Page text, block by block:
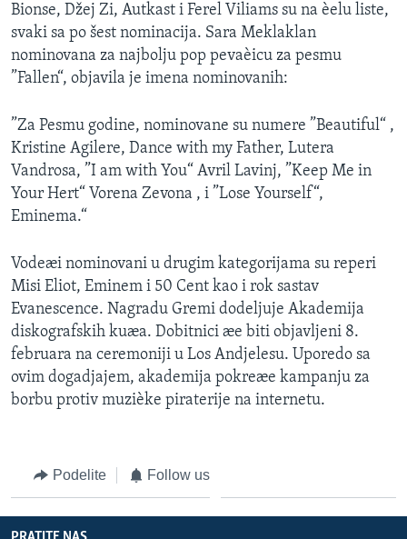
NAUKA I TEHNOLOGIJA
MEDICINA
KULTURA
DRUŠTVO
SPORT
INTERVJU
Jezici
Bionse, Džej Zi, Autkast i Ferel Viliams su na èelu liste,
svaki sa po šest nominacija. Sara Meklaklan
nominovana za najbolju pop pevaèicu za pesmu
”Fallen“, objavila je imena nominovanih:
”Za Pesmu godine, nominovane su numere ”Beautiful“ ,
Kristine Agilere, Dance with my Father, Lutera
Vandrosa, ”I am with You“ Avril Lavinj, ”Keep Me in
Your Hert“ Vorena Zevona , i ”Lose Yourself“,
Eminema.“
Vodeæi nominovani u drugim kategorijama su reperi
Misi Eliot, Eminem i 50 Cent kao i rok sastav
Evanescence. Nagradu Gremi dodeljuje Akademija
diskografskih kuæa. Dobitnici æe biti objavljeni 8.
februara na ceremoniji u Los Andjelesu. Uporedo sa
ovim dogadjajem, akademija pokreæe kampanju za
borbu protiv muzièke piraterije na internetu.
Podelite Follow us